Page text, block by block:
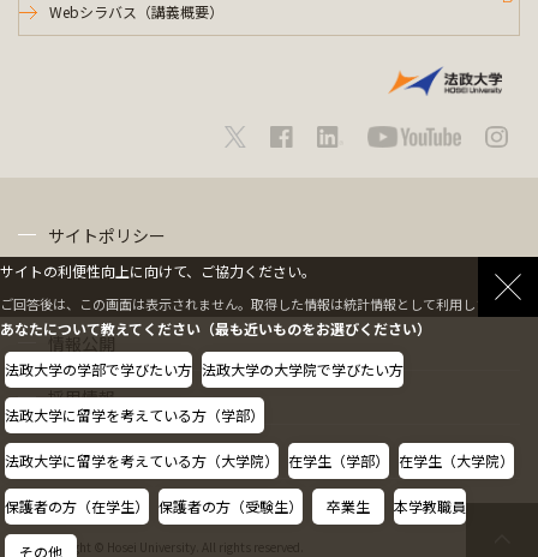
Webシラバス（講義概要）
サイトポリシー
情報公開
採用情報
教職員の方へ
Copyright © Hosei University. All rights reserved.
サイトの利便性向上に向けて、ご協力ください。
ご回答後は、この画面は表示されません。取得した情報は統計情報として利用します。
あなたについて教えてください（最も近いものをお選びください）
法政大学の学部で学びたい方 法政大学の大学院で学びたい方
法政大学に留学を考えている方（学部）
法政大学に留学を考えている方（大学院） 在学生（学部） 在学生（大学院）
保護者の方（在学生） 保護者の方（受験生） 卒業生 本学教職員
その他